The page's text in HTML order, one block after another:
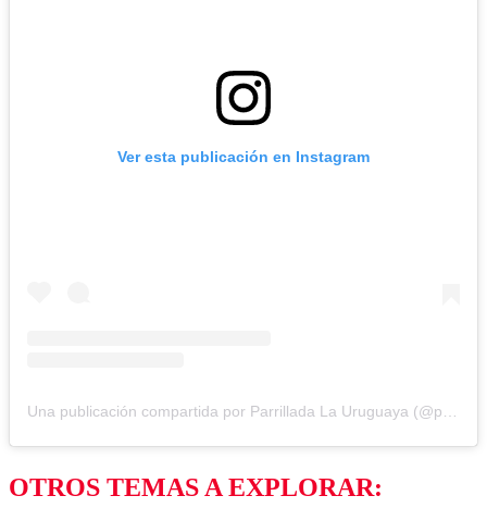
Ver esta publicación en Instagram
OTROS TEMAS A EXPLORAR: